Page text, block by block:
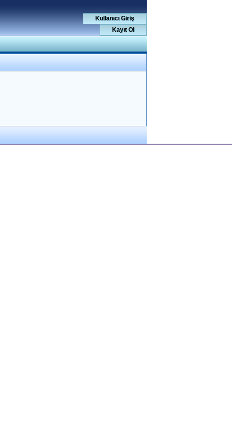
Kullanıcı Giriş
Kayıt Ol